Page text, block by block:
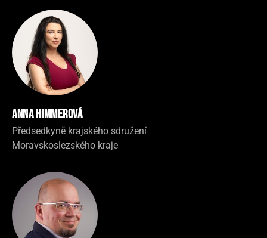
Anna Himmerová
Předsedkyně krajského sdružení
Moravskoslezského kraje